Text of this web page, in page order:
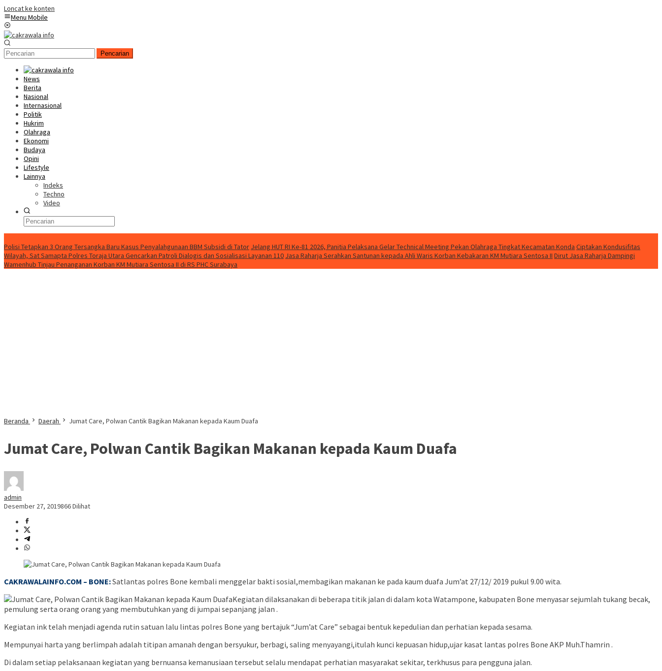
Loncat ke konten
Menu Mobile
Pencarian
News
Berita
Nasional
Internasional
Politik
Hukrim
Olahraga
Ekonomi
Budaya
Opini
Lifestyle
Lainnya
Indeks
Techno
Video
Polisi Tetapkan 3 Orang Tersangka Baru Kasus Penyalahgunaan BBM Subsidi di Tator Jelang HUT RI Ke-81 2026, Panitia Pelaksana Gelar Technical Meeting Pekan Olahraga Tingkat Kecamatan Konda Ciptakan Kondusifitas
Wilayah, Sat Samapta Polres Toraja Utara Gencarkan Patroli Dialogis dan Sosialisasi Layanan 110 Jasa Raharja Serahkan Santunan kepada Ahli Waris Korban Kebakaran KM Mutiara Sentosa II Dirut Jasa Raharja Dampingi
Wamenhub Tinjau Penanganan Korban KM Mutiara Sentosa II di RS PHC Surabaya
Beranda Daerah Jumat Care, Polwan Cantik Bagikan Makanan kepada Kaum Duafa
Jumat Care, Polwan Cantik Bagikan Makanan kepada Kaum Duafa
admin
Desember 27, 2019866 Dilihat
CAKRAWALAINFO.COM – BONE:Satlantas polres Bone kembali menggelar bakti sosial,membagikan makanan ke pada kaum duafa Jum’at 27/12/ 2019 pukul 9.00 wita.
Kegiatan dilaksanakan di beberapa titik jalan di dalam kota Watampone, kabupaten Bone menyasar sejumlah tukang becak,
pemulung serta orang orang yang membutuhkan yang di jumpai sepanjang jalan .
Kegiatan ink telah menjadi agenda rutin satuan lalu lintas polres Bone yang bertajuk “Jum’at Care” sebagai bentuk kepedulian dan perhatian kepada sesama.
Mempunyai harta yang berlimpah adalah titipan amanah dengan bersyukur, berbagi, saling menyayangi,itulah kunci kepuasan hidup,ujar kasat lantas polres Bone AKP Muh.Thamrin .
Di dalam setiap pelaksanaan kegiatan yang bernuansa kemanusiaan tersebut selalu mendapat perhatian masyarakat sekitar, terkhusus para pengguna jalan.